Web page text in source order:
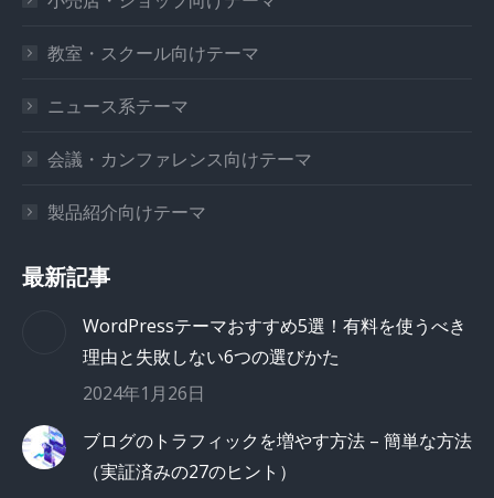
教室・スクール向けテーマ
ニュース系テーマ
会議・カンファレンス向けテーマ
製品紹介向けテーマ
最新記事
WordPressテーマおすすめ5選！有料を使うべき
理由と失敗しない6つの選びかた
2024年1月26日
ブログのトラフィックを増やす方法 – 簡単な方法
（実証済みの27のヒント）